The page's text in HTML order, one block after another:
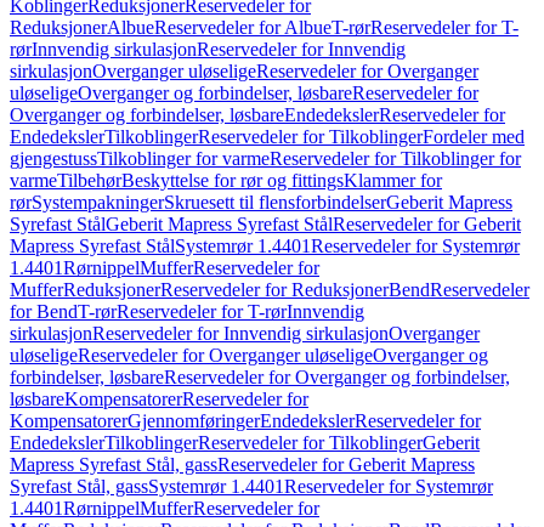
KoblingerReduksjonerReservedeler for
ReduksjonerAlbueReservedeler for AlbueT-rørReservedeler for T-
rørInnvendig sirkulasjonReservedeler for Innvendig
sirkulasjonOverganger uløseligeReservedeler for Overganger
uløseligeOverganger og forbindelser, løsbareReservedeler for
Overganger og forbindelser, løsbareEndedekslerReservedeler for
EndedekslerTilkoblingerReservedeler for TilkoblingerFordeler med
gjengestussTilkoblinger for varmeReservedeler for Tilkoblinger for
varmeTilbehørBeskyttelse for rør og fittingsKlammer for
rørSystempakningerSkruesett til flensforbindelserGeberit Mapress
Syrefast StålGeberit Mapress Syrefast StålReservedeler for Geberit
Mapress Syrefast StålSystemrør 1.4401Reservedeler for Systemrør
1.4401RørnippelMufferReservedeler for
MufferReduksjonerReservedeler for ReduksjonerBendReservedeler
for BendT-rørReservedeler for T-rørInnvendig
sirkulasjonReservedeler for Innvendig sirkulasjonOverganger
uløseligeReservedeler for Overganger uløseligeOverganger og
forbindelser, løsbareReservedeler for Overganger og forbindelser,
løsbareKompensatorerReservedeler for
KompensatorerGjennomføringerEndedekslerReservedeler for
EndedekslerTilkoblingerReservedeler for TilkoblingerGeberit
Mapress Syrefast Stål, gassReservedeler for Geberit Mapress
Syrefast Stål, gassSystemrør 1.4401Reservedeler for Systemrør
1.4401RørnippelMufferReservedeler for